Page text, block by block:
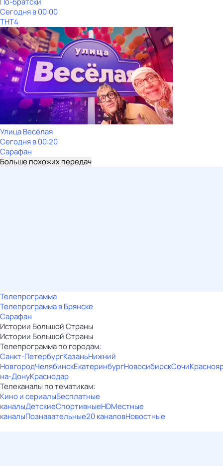
Сегодня в 00:00
ТНТ4
Улица Весёлая
Сегодня в 00:20
Сарафан
Больше похожих передач
Телепрограмма
Телепрограмма в Брянске
Сарафан
Истории Большой Страны
Истории Большой Страны
Телепрограмма по городам:
Санкт-ПетербургКазаньНижний
НовгородЧелябинскЕкатеринбургНовосибирскСочи
на-ДонуКраснодар
Телеканалы по тематикам:
Кино и сериалыБесплатные
каналыДетскиеСпортивныеHDМестные
каналыПознавательные20 каналовНовостные